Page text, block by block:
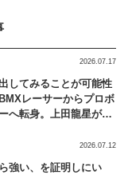
してみることが可能性
レーサーからプロボ
へ転身。上田龍星が体
2026.07.17
強い、を証明しにい
2026.07.12